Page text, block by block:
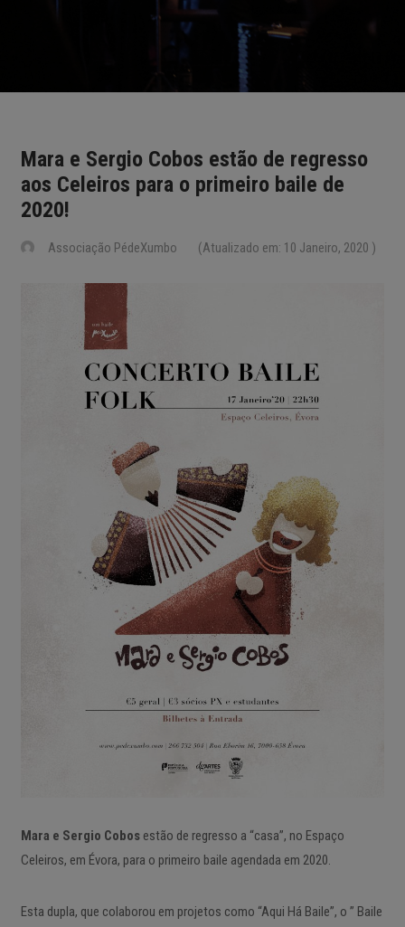
Mara e Sergio Cobos estão de regresso
aos Celeiros para o primeiro baile de
2020!
Associação PédeXumbo (Atualizado em: 10 Janeiro, 2020 )
Mara e Sergio Cobos estão de regresso a “casa”, no Espaço
Celeiros, em Évora, para o primeiro baile agendada em 2020.
Esta dupla, que colaborou em projetos como “Aqui Há Baile”, o ” Baile